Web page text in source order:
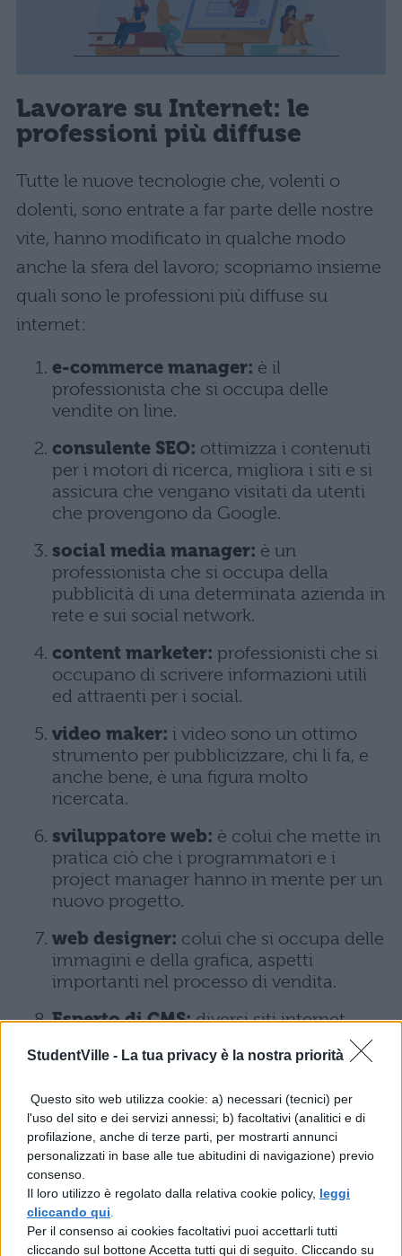
StudentVille - La tua privacy è la nostra priorità
Questo sito web utilizza cookie: a) necessari (tecnici) per
l'uso del sito e dei servizi annessi; b) facoltativi (analitici e di
profilazione, anche di terze parti, per mostrarti annunci
personalizzati in base alle tue abitudini di navigazione) previo
consenso.
Il loro utilizzo è regolato dalla relativa cookie policy, leggi
cliccando qui
Per il consenso ai cookies facoltativi puoi accettarli tutti
cliccando sul bottone Accetta tutti qui di seguito. Cliccando su
Lavorare su Internet: le
professioni più diffuse
Tutte le nuove tecnologie che, volenti o
dolenti, sono entrate a far parte delle nostre
vite, hanno modificato in qualche modo
anche la sfera del lavoro; scopriamo insieme
quali sono le professioni più diffuse su
internet:
e-commerce manager: è il
professionista che si occupa delle
vendite on line.
consulente SEO: ottimizza i contenuti
per i motori di ricerca, migliora i siti e si
assicura che vengano visitati da utenti
che provengono da Google.
social media manager: è un
professionista che si occupa della
pubblicità di una determinata azienda in
rete e sui social network.
content marketer: professionisti che si
occupano di scrivere informazioni utili
ed attraenti per i social.
video maker: i video sono un ottimo
strumento per pubblicizzare, chi li fa, e
anche bene, è una figura molto
ricercata.
sviluppatore web: è colui che mette in
pratica ciò che i programmatori e i
project manager hanno in mente per un
nuovo progetto.
web designer: colui che si occupa delle
immagini e della grafica, aspetti
importanti nel processo di vendita.
Esperto di CMS:diversi siti internet
source, i più utilizzati oggi
realizzazione di siti web e PrestaShop e
Magento per gli e-commerce.
Leggi anche:
Lavori da fare da casa: 5 professioni